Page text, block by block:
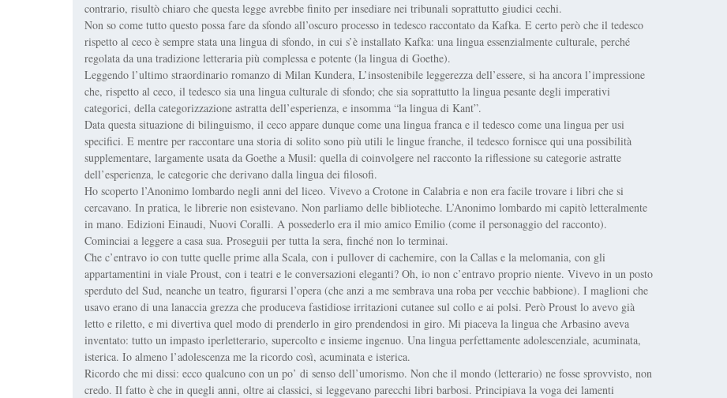
contrario, risultò chiaro che questa legge avrebbe finito per insediare nei tribunali soprattutto giudici cechi.
Non so come tutto questo possa fare da sfondo all’oscuro processo in tedesco raccontato da Kafka. E certo però che il tedesco
rispetto al ceco è sempre stata una lingua di sfondo, in cui s’è installato Kafka: una lingua essenzialmente culturale, perché
regolata da una tradizione letteraria più complessa e potente (la lingua di Goethe).
Leggendo l’ultimo straordinario romanzo di Milan Kundera, L’insostenibile leggerezza dell’essere, si ha ancora l’impressione
che, rispetto al ceco, il tedesco sia una lingua culturale di sfondo; che sia soprattutto la lingua pesante degli imperativi
categorici, della categorizzazione astratta dell’esperienza, e insomma “la lingua di Kant”.
Data questa situazione di bilinguismo, il ceco appare dunque come una lingua franca e il tedesco come una lingua per usi
specifici. E mentre per raccontare una storia di solito sono più utili le lingue franche, il tedesco fornisce qui una possibilità
supplementare, largamente usata da Goethe a Musil: quella di coinvolgere nel racconto la riflessione su categorie astratte
dell’esperienza, le categorie che derivano dalla lingua dei filosofi.
Ho scoperto l’Anonimo lombardo negli anni del liceo. Vivevo a Crotone in Calabria e non era facile trovare i libri che si
cercavano. In pratica, le librerie non esistevano. Non parliamo delle biblioteche. L’Anonimo lombardo mi capitò letteralmente
in mano. Edizioni Einaudi, Nuovi Coralli. A possederlo era il mio amico Emilio (come il personaggio del racconto).
Cominciai a leggere a casa sua. Proseguii per tutta la sera, finché non lo terminai.
Che c’entravo io con tutte quelle prime alla Scala, con i pullover di cachemire, con la Callas e la melomania, con gli
appartamentini in viale Proust, con i teatri e le conversazioni eleganti? Oh, io non c’entravo proprio niente. Vivevo in un posto
sperduto del Sud, neanche un teatro, figurarsi l’opera (che anzi a me sembrava una roba per vecchie babbione). I maglioni che
usavo erano di una lanaccia grezza che produceva fastidiose irritazioni cutanee sul collo e ai polsi. Però Proust lo avevo già
letto e riletto, e mi divertiva quel modo di prenderlo in giro prendendosi in giro. Mi piaceva la lingua che Arbasino aveva
inventato: tutto un impasto iperletterario, supercolto e insieme ingenuo. Una lingua perfettamente adolescenziale, acuminata,
isterica. Io almeno l’adolescenza me la ricordo così, acuminata e isterica.
Ricordo che mi dissi: ecco qualcuno con un po’ di senso dell’umorismo. Non che il mondo (letterario) ne fosse sprovvisto, non
credo. Il fatto è che in quegli anni, oltre ai classici, si leggevano parecchi libri barbosi. Principiava la voga dei lamenti